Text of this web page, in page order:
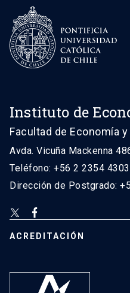
Instituto de
Facultad de Economía
Avda. Vicuña Mackenna
Teléfono: +56 2 2354 4303
Dirección de Postgrado:
ACREDITACIÓN